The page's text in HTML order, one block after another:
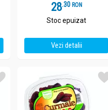
28.3 RON
Stoc epuizat
Vezi detalii